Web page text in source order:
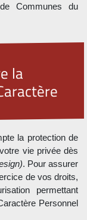
Communes du
la
la protection de
vie privée dès
. Pour assurer
de vos droits,
permettant
Personnel